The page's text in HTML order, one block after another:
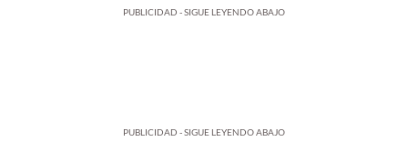
PUBLICIDAD - SIGUE LEYENDO ABAJO
PUBLICIDAD - SIGUE LEYENDO ABAJO